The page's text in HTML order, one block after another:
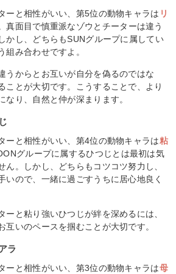
ーと相性がいい、第5位の動物キャラは リ
真面目で慎重派なゾウとチーターは違う
かし、どちらもSUNグループに属してい
組み合わせですよ。
うからとお互いが自分を偽るのではな
ことが大切です。こうすることで、より
なり、自然と仲が深まります。
ーと相性がいい、第4位の動物キャラは粘
グループに属するひつじとは最初は気
ん。しかし、どちらもコツコツ努力し、
いので、一緒に過ごすうちに居心地良く
ーと粘り強いひつじが絆を深めるには、
互いのペースを掴むことが大切です。
ラ
ーと相性がいい、第3位の動物キャラは母